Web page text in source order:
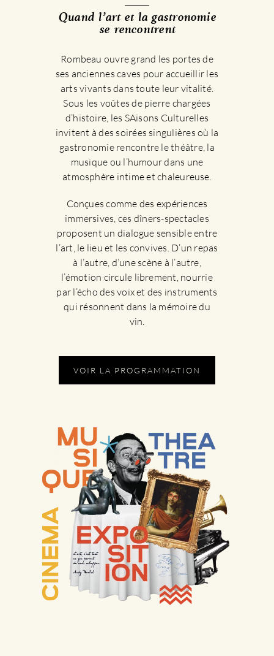
Quand l’art et la gastronomie
se rencontrent
Rombeau ouvre grand les portes de
ses anciennes caves pour accueillir les
arts vivants dans toute leur vitalité.
Sous les voûtes de pierre chargées
d’histoire, les SAisons Culturelles
invitent à des soirées singulières où la
gastronomie rencontre le théâtre, la
musique ou l’humour dans une
atmosphère intime et chaleureuse.
Conçues comme des expériences
immersives, ces dîners-spectacles
proposent un dialogue sensible entre
l’art, le lieu et les convives. D’un repas
à l’autre, d’une scène à l’autre,
l’émotion circule librement, nourrie
par l’écho des voix et des instruments
qui résonnent dans la mémoire du
vin.
VOIR LA PROGRAMMATION